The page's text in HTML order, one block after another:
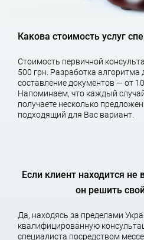
Привлечение к
Важно! Пока вы занимаетесь
таможней. Вам не придётся
спор с таможней, чтение
заседания.
Как избежать этого и отстоять
решение таможни! С помощью
Основная
таможенное дело
Какова стоимость услуг
Стоимость первичной
500 грн. Разработка алгоритма
составление документов — от
Напоминаем, что каждый
получаете несколько
подходящий для Вас вариант.
Если клиент находится
он решить
Да, находясь за пределами
квалифицированную
специалиста посредством